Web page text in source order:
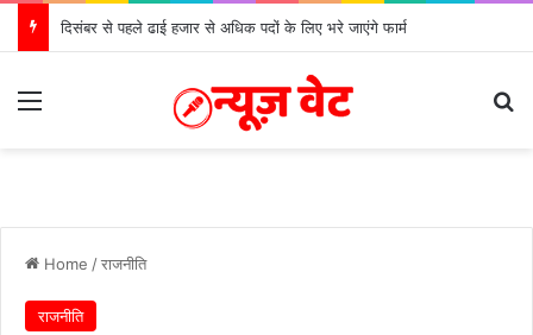
दिसंबर से पहले ढाई हजार से अधिक पदों के लिए भरे जाएंगे फार्म
Menu
Home /राजनीति
राजनीति